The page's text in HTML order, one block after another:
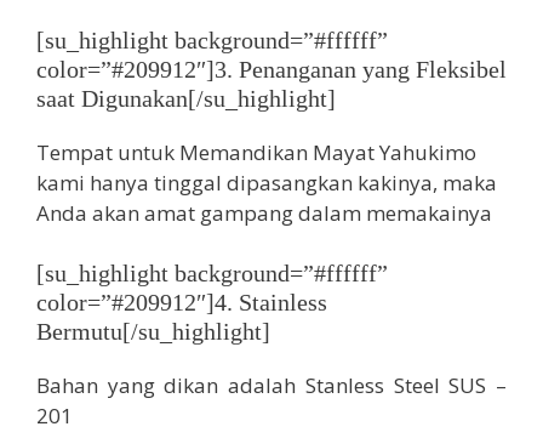
[su_highlight background=”#ffffff”
color=”#209912″]3. Penanganan yang Fleksibel
saat Digunakan[/su_highlight]
Tempat untuk Memandikan Mayat Yahukimo
kami hanya tinggal dipasangkan kakinya, maka
Anda akan amat gampang dalam memakainya
[su_highlight background=”#ffffff”
color=”#209912″]4. Stainless
Bermutu[/su_highlight]
Bahan yang dikan adalah Stanless Steel SUS –
201